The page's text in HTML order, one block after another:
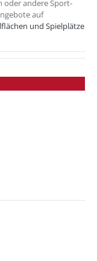
oder andere Sport-
auf
und Spielplätze